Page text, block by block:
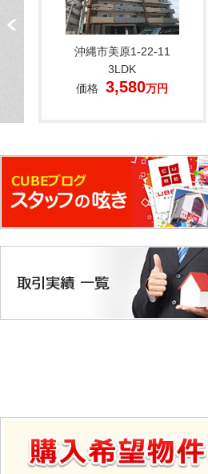
沖縄市美原1-22-11
3LDK
価格 3,580万円